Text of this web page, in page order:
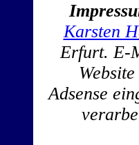
Karsten
Erfurt. E-
Adsense